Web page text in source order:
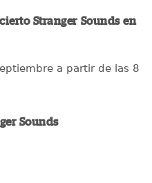
Stranger Sounds en
a partir de las 8
Sounds